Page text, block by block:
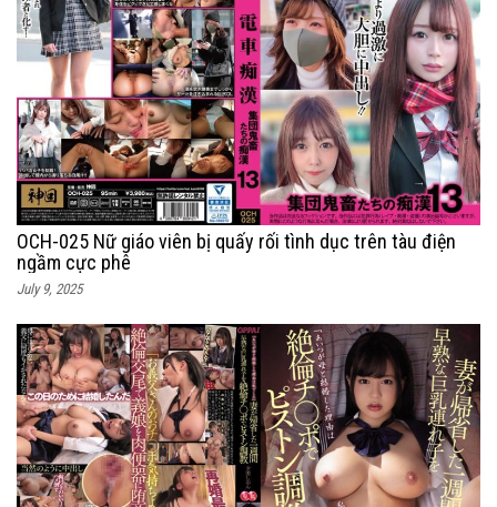
OCH-025 Nữ giáo viên bị quấy rối tình dục trên tàu điện
ngầm cực phê
July 9, 2025